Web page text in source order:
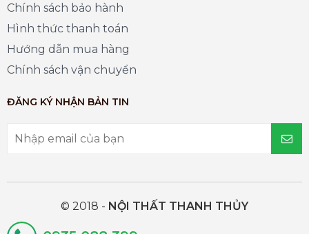
Chính sách bảo hành
Hình thức thanh toán
Hướng dẫn mua hàng
Chính sách vận chuyển
ĐĂNG KÝ NHẬN BẢN TIN
© 2018 - NỘI THẤT THANH THỦY